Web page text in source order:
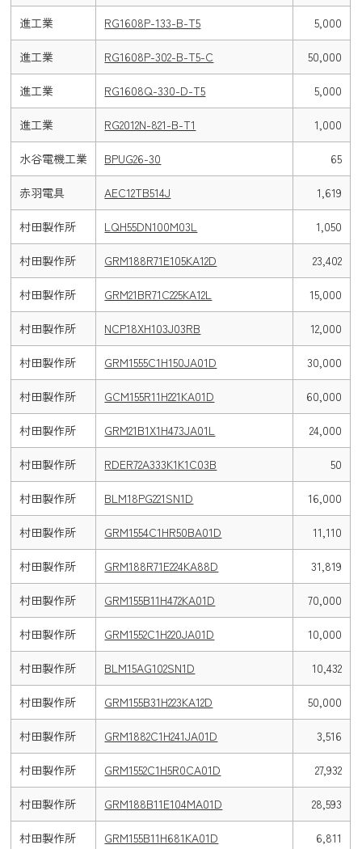
進工業 RG1608P-133-B-T5 5,000
進工業 RG1608P-302-B-T5-C 50,000
進工業 RG1608Q-330-D-T5 5,000
進工業 RG2012N-821-B-T1 1,000
水谷電機工業 BPUG26-30 65
赤羽電具 AEC12TB514J 1,619
村田製作所 LQH55DN100M03L 1,050
村田製作所 GRM188R71E105KA12D 23,402
村田製作所 GRM21BR71C225KA12L 15,000
村田製作所 NCP18XH103J03RB 12,000
村田製作所 GRM1555C1H150JA01D 30,000
村田製作所 GCM155R11H221KA01D 60,000
村田製作所 GRM21B1X1H473JA01L 24,000
村田製作所 RDER72A333K1K1C03B 50
村田製作所 BLM18PG221SN1D 16,000
村田製作所 GRM1554C1HR50BA01D 11,110
村田製作所 GRM188R71E224KA88D 31,819
村田製作所 GRM155B11H472KA01D 70,000
村田製作所 GRM1552C1H220JA01D 10,000
村田製作所 BLM15AG102SN1D 10,432
村田製作所 GRM155B31H223KA12D 50,000
村田製作所 GRM1882C1H241JA01D 3,516
村田製作所 GRM1552C1H5R0CA01D 27,932
村田製作所 GRM188B11E104MA01D 28,593
村田製作所 GRM155B11H681KA01D 6,811